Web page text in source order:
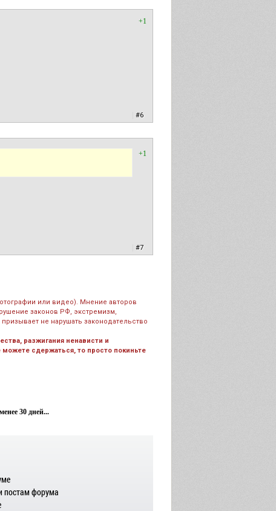
+1
#6
+1
#7
или видео). Мнение авторов
законов РФ, экстремизм,
не нарушать законодательство
разжигания ненависти и
сдержаться, то просто покиньте
30 дней...
постам форума